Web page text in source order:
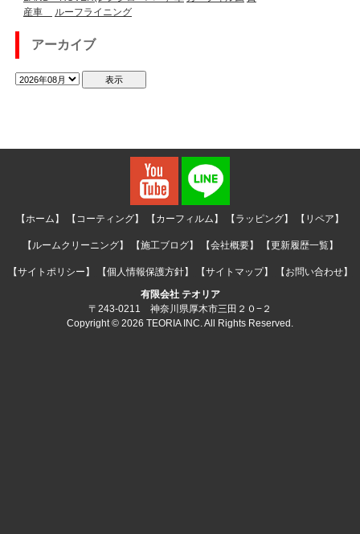
産車
ルーフライニング
アーカイブ
【ホーム】 【コーティング】 【カーフィルム】 【ラッピング】 【リペア】
【ルームクリーニング】 【施工ブログ】 【会社概要】 【更新履歴一覧】
【サイトポリシー】 【個人情報保護方針】 【サイトマップ】
【お問い合わせ】
有限会社 テオリア
〒243-0211 神奈川県厚木市三田２０−２
Copyright © 2026 TEORIA INC. All Rights Reserved.